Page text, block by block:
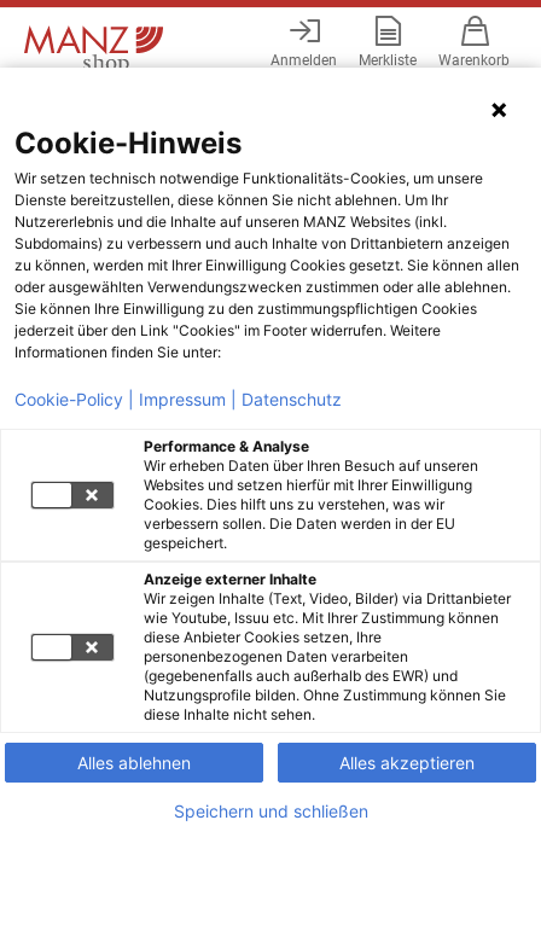
Anmelden Merkliste Warenkorb
Cookie-Hinweis
Wir setzen technisch notwendige Funktionalitäts-Cookies, um unsere
Dienste bereitzustellen, diese können Sie nicht ablehnen. Um Ihr
Nutzererlebnis und die Inhalte auf unseren MANZ Websites (inkl.
Subdomains) zu verbessern und auch Inhalte von Drittanbietern anzeigen
zu können, werden mit Ihrer Einwilligung Cookies gesetzt. Sie können allen
oder ausgewählten Verwendungszwecken zustimmen oder alle ablehnen.
Sie können Ihre Einwilligung zu den zustimmungspflichtigen Cookies
jederzeit über den Link "Cookies" im Footer widerrufen. Weitere
Informationen finden Sie unter:
Cookie-Policy | Impressum | Datenschutz
Performance & Analyse
Wir erheben Daten über Ihren Besuch auf unseren
Websites und setzen hierfür mit Ihrer Einwilligung
Cookies. Dies hilft uns zu verstehen, was wir
verbessern sollen. Die Daten werden in der EU
gespeichert.
Anzeige externer Inhalte
Wir zeigen Inhalte (Text, Video, Bilder) via Drittanbieter
wie Youtube, Issuu etc. Mit Ihrer Zustimmung können
diese Anbieter Cookies setzen, Ihre
personenbezogenen Daten verarbeiten
(gegebenenfalls auch außerhalb des EWR) und
Nutzungsprofile bilden. Ohne Zustimmung können Sie
diese Inhalte nicht sehen.
Alles ablehnen Alles akzeptieren
Speichern und schließen